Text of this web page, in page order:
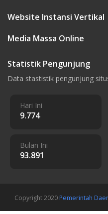
Website Instansi Vertikal
Media Massa Online
Statistik Pengunjung
Data stastistik pengunjung
Hari Ini
9.774
Bulan Ini
93.891
Copyright 2020 Pemerintah